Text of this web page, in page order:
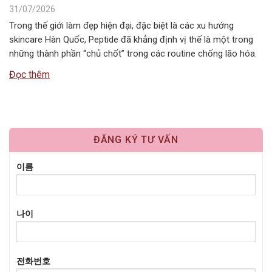
31/07/2026
Trong thế giới làm đẹp hiện đại, đặc biệt là các xu hướng
skincare Hàn Quốc, Peptide đã khẳng định vị thế là một trong
những thành phần “chủ chốt” trong các routine chống lão hóa.
nhất vẫn là băn…
Đọc thêm
ĐĂNG KÝ TƯ VẤN
이름
나이
전화번호